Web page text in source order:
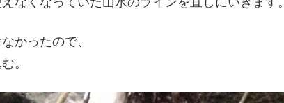
かったので、
。